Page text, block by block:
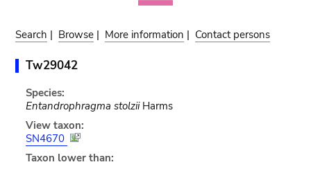
Search | Browse | More information | Contact persons
Tw29042
Species:
Entandrophragma stolziiHarms
View taxon:
SN4670
Taxon lower than: